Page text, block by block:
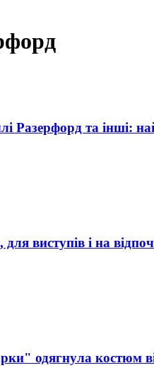
Разерфорд та інші:
виступів і на
одягнула костюм